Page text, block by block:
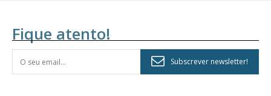
Fique atento!
Subscrever newsletter!